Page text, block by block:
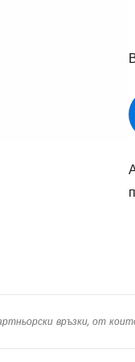
връзки, от